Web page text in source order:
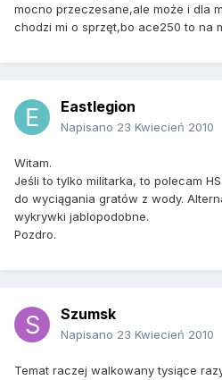
mocno przeczesane,ale może i dla
chodzi mi o sprzęt,bo ace250 to na
Eastlegion
Napisano 23 Kwiecień 2010
Witam.
Jeśli to tylko militarka, to polecam
do wyciągania gratów z wody.
wykrywki jablopodobne.
Pozdro.
Szumsk
Napisano 23 Kwiecień 2010
Temat raczej walkowany tysiące